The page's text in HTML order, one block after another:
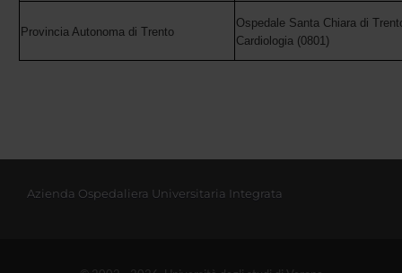
Provincia Autonoma di Trento
Ospedale Santa Chiara di
Cardiologia (0801)
Azienda Ospedaliera Universitaria Integrata